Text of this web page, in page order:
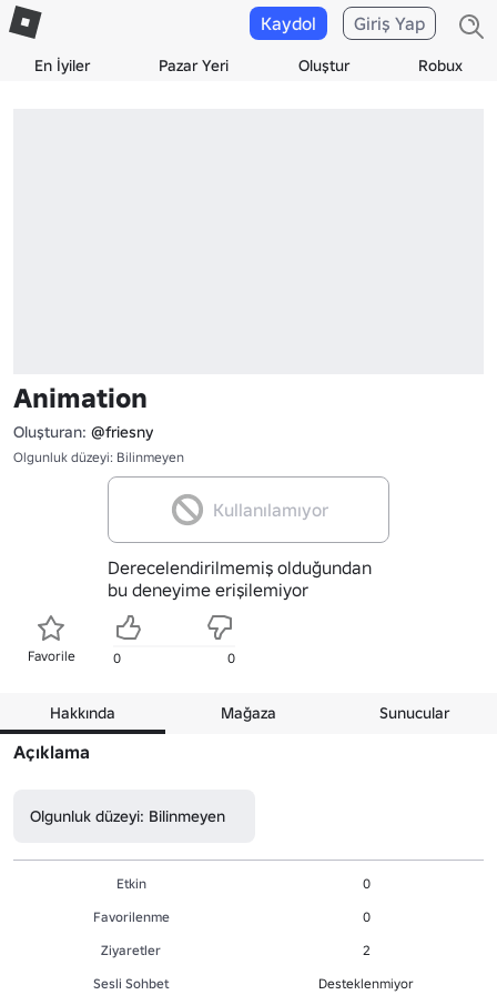
En İyiler Pazar Yeri Oluştur Robux
Kaydol Giriş Yap
Animation
Oluşturan: @friesny
Olgunluk düzeyi: Bilinmeyen
Kullanılamıyor
Derecelendirilmemiş olduğundan
bu deneyime erişilemiyor
Favorile 0 0
Hakkında Mağaza Sunucular
Açıklama
Olgunluk düzeyi: Bilinmeyen
Etkin
0
Favorilenme
0
Ziyaretler
2
Sesli Sohbet
Desteklenmiyor